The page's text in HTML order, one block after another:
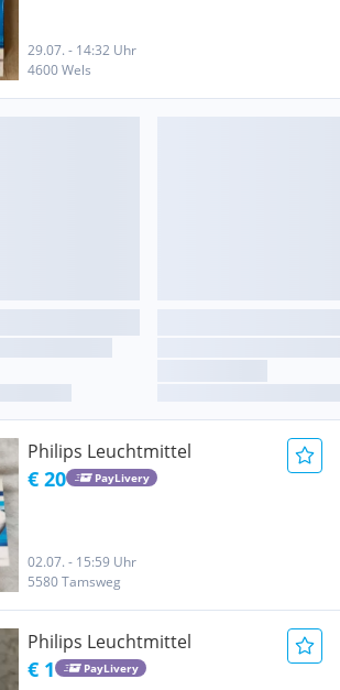
29.07. - 14:32 Uhr
4600 Wels
Philips Leuchtmittel
€ 20 PayLivery
02.07. - 15:59 Uhr
5580 Tamsweg
Philips Leuchtmittel
€ 1 PayLivery